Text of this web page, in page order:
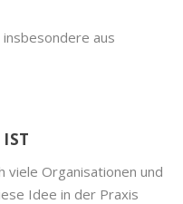
aus
viele Organisationen und
Idee in der Praxis